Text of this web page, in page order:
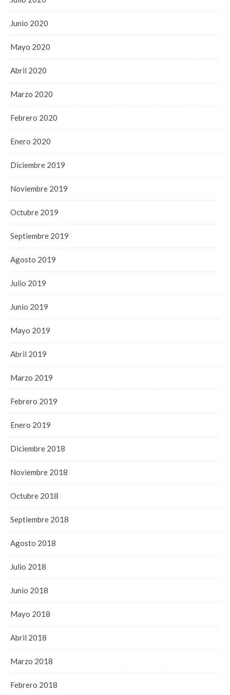
Junio 2020
Mayo 2020
Abril 2020
Marzo 2020
Febrero 2020
Enero 2020
Diciembre 2019
Noviembre 2019
Octubre 2019
Septiembre 2019
Agosto 2019
Julio 2019
Junio 2019
Mayo 2019
Abril 2019
Marzo 2019
Febrero 2019
Enero 2019
Diciembre 2018
Noviembre 2018
Octubre 2018
Septiembre 2018
Agosto 2018
Julio 2018
Junio 2018
Mayo 2018
Abril 2018
Marzo 2018
Febrero 2018